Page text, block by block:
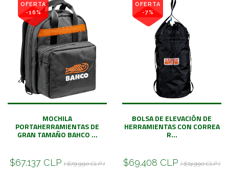
OFERTA
-16%
MOCHILA
PORTAHERRAMIENTAS DE
GRAN TAMAÑO BAHCO ...
$67.137 CLP ( $79.990 CLP )
OFERTA
-7%
BOLSA DE ELEVACIÓN DE
HERRAMIENTAS CON CORREA
R...
$69.408 CLP ( $74.990 CLP )